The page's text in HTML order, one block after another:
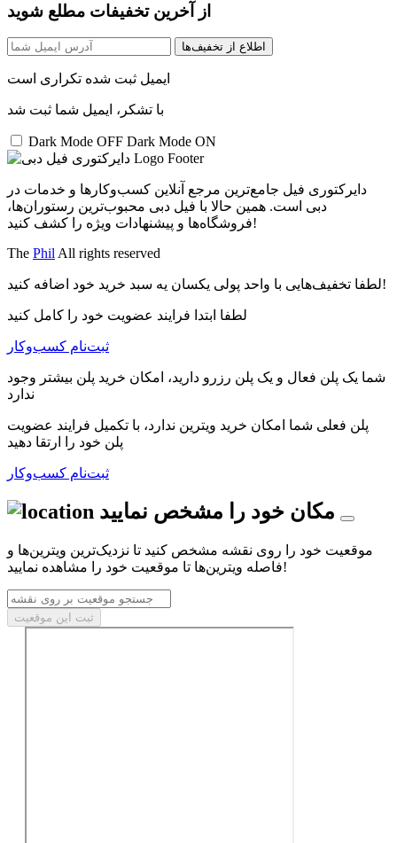
از آخرین تخفیفات مطلع شوید
اطلاع از تخفیف‌ها
ایمیل ثبت شده تکراری است
با تشکر، ایمیل شما ثبت شد
Dark Mode OFF Dark Mode ON
دایرکتوری فیل جامع‌ترین مرجع آنلاین کسب‌وکارها و خدمات در
دبی است. همین حالا با فیل دبی محبوب‌ترین رستوران‌ها،
فروشگاه‌ها و پیشنهادات ویژه را کشف کنید!
The PhilAll rights reserved
لطفا تخفیف‌هایی با واحد پولی یکسان یه سبد خرید خود اضافه کنید!
لطفا ابتدا فرایند عضویت خود را کامل کنید
ثبت‌نام کسب‌و‌کار
شما یک پلن فعال و یک پلن رزرو دارید، امکان خرید پلن بیشتر وجود
ندارد
پلن فعلی شما امکان خرید ویترین ندارد، با تکمیل فرایند عضویت
پلن خود را ارتقا دهید
ثبت‌نام کسب‌و‌کار
مکان خود را مشخص نمایید
موقعیت خود را روی نقشه مشخص کنید تا نزدیک‌ترین ویترین‌ها و
فاصله ویترین‌ها تا موقعیت خود را مشاهده نمایید!
ثبت این موقعیت